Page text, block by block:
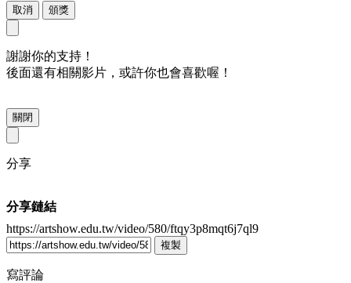
取消 頒獎
謝謝你的支持！
後面還有相關影片，或許你也會喜歡喔！
關閉
分享
分享鏈結
https://artshow.edu.tw/video/580/ftqy3p8mqt6j7ql9
複製
寫評論